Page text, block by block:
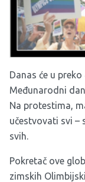
Danas će u
Međunarodni
Na protestima,
učestvovati svi –
svih.
Pokretač ove
zimskih